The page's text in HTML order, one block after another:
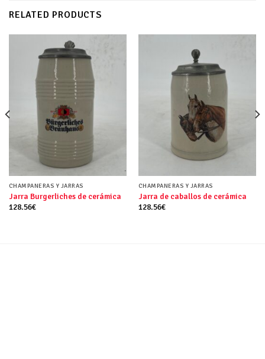
RELATED PRODUCTS
CHAMPANERAS Y JARRAS
Jarra Burgerliches de cerámica
128.56€
CHAMPANERAS Y JARRAS
Jarra de caballos de cerámica
128.56€